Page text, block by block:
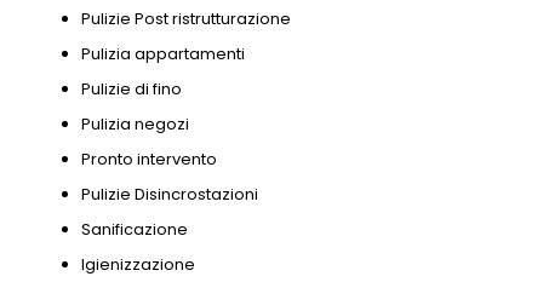
Pulizie Post ristrutturazione
Pulizia appartamenti
Pulizie di fino
Pulizia negozi
Pronto intervento
Pulizie Disincrostazioni
Sanificazione
Igienizzazione